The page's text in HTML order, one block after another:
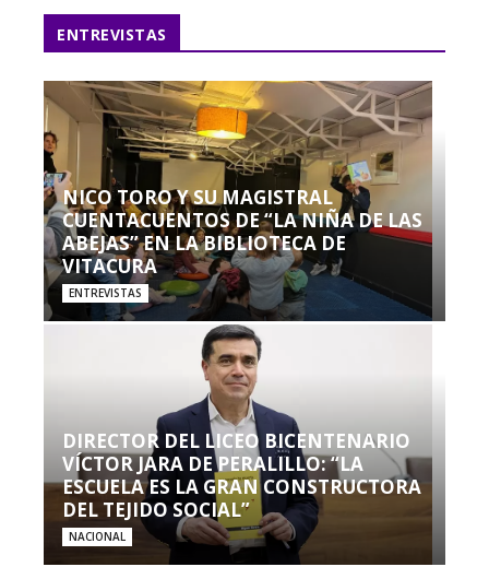
ENTREVISTAS
NICO TORO Y SU MAGISTRAL
CUENTACUENTOS DE “LA NIÑA DE LAS
ABEJAS” EN LA BIBLIOTECA DE
VITACURA
ENTREVISTAS
DIRECTOR DEL LICEO BICENTENARIO
VÍCTOR JARA DE PERALILLO: “LA
ESCUELA ES LA GRAN CONSTRUCTORA
DEL TEJIDO SOCIAL”
NACIONAL